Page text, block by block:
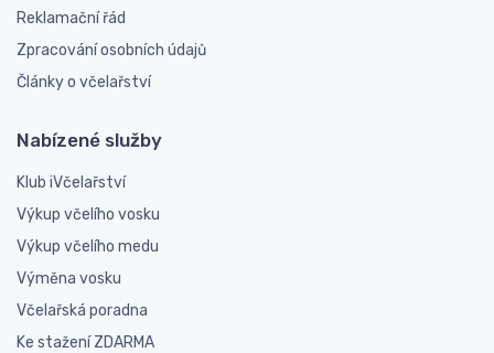
Reklamační řád
Zpracování osobních údajů
Články o včelařství
Nabízené služby
Klub iVčelařství
Výkup včelího vosku
Výkup včelího medu
Výměna vosku
Včelařská poradna
Ke stažení ZDARMA